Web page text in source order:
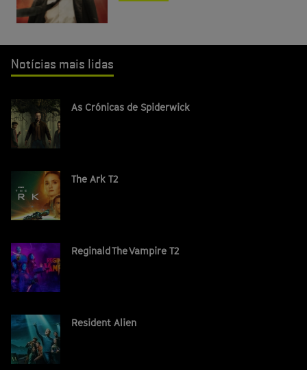
Notícias mais lidas
As Crónicas de Spiderwick
The Ark T2
Reginald The Vampire T2
Resident Alien